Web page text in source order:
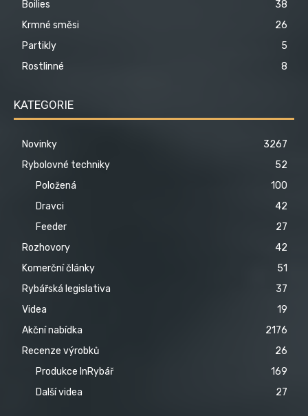
Boilies
38
Krmné směsi
26
Partikly
5
Rostlinné
8
KATEGORIE
Novinky
3267
Rybolovné techniky
52
Položená
100
Dravci
42
Feeder
27
Rozhovory
42
Komerční články
51
Rybářská legislativa
37
Videa
19
Akční nabídka
2176
Recenze výrobků
26
Produkce InRybář
169
Další videa
27